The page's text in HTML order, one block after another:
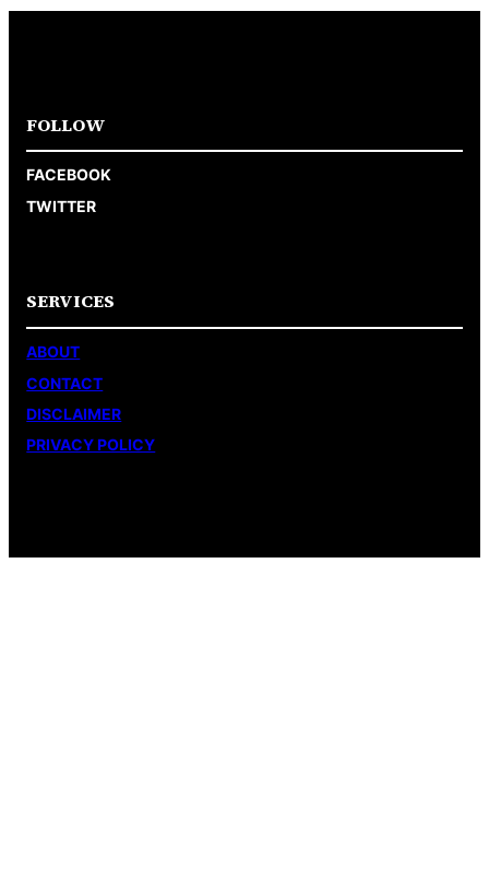
FOLLOW
FACEBOOK
TWITTER
SERVICES
ABOUT
CONTACT
DISCLAIMER
PRIVACY POLICY